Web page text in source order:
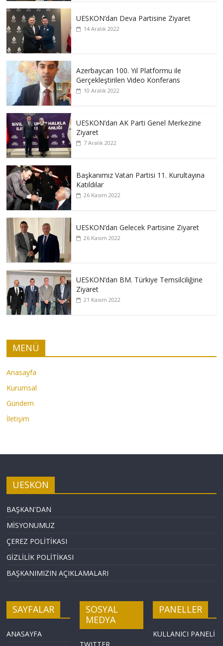
UESKON’dan Deva Partisine Ziyaret
14 Aralık 2022
Azerbaycan 100. Yıl Platformu ile
Gerçekleştirilen Video Konferans
10 Aralık 2022
UESKON’dan AK Parti Genel Merkezine
Ziyaret
7 Aralık 2022
Başkanımız Vatan Partisi 11. Kurultayına
Katıldılar
26 Kasım 2022
UESKON’dan Gelecek Partisine Ziyaret
26 Kasım 2022
UESKON’dan BM. Türkiye Temsilciliğine
Ziyaret
21 Kasım 2022
MENÜ
Anasayfa
Kurumsal
Gündem
İletişim
UESKON
BAŞKAN'DAN
MİSYONUMUZ
ÇEREZ POLİTİKASI
GİZLİLİK POLİTİKASI
BAŞKANIMIZIN AÇIKLAMALARI
SAYFALAR
ANASAYFA
SOSYAL
MEDYA
PANELLER
KULLANICI PANELİ